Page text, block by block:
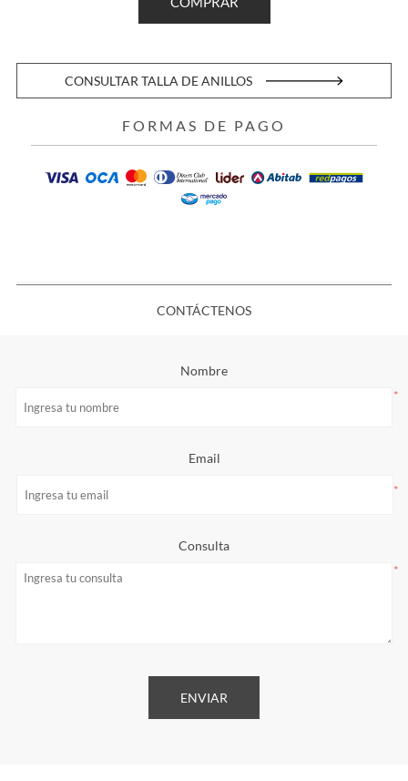
CONSULTAR TALLA DE ANILLOS
FORMAS DE PAGO
CONTÁCTENOS
Nombre
*
Email
*
Consulta
*